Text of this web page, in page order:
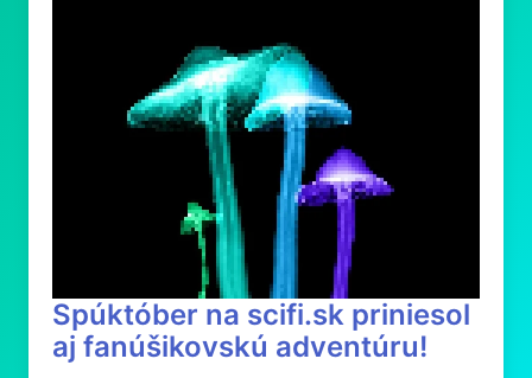
Spúktóber na scifi.sk priniesol
aj fanúšikovskú adventúru!